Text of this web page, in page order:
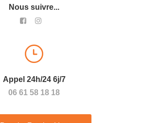
Nous suivre...
Appel 24h/24 6j/7
06 61 58 18 18